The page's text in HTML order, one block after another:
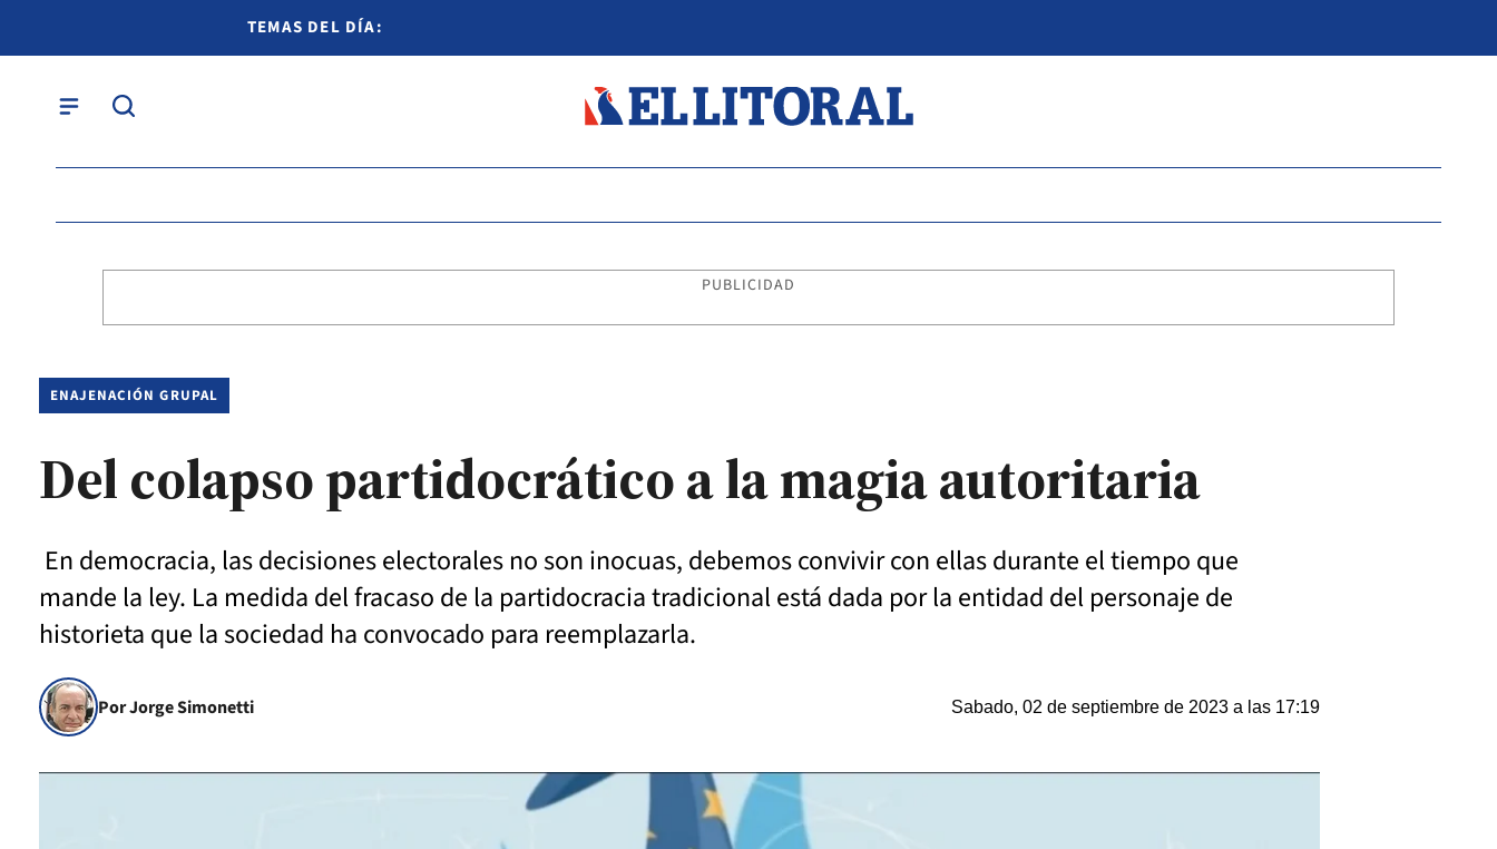
TEMAS DEL DÍA:
PUBLICIDAD
ENAJENACIÓN GRUPAL
Del colapso partidocrático a la magia autoritaria
En democracia, las decisiones electorales no son inocuas, debemos convivir con ellas durante el tiempo que
mande la ley. La medida del fracaso de la partidocracia tradicional está dada por la entidad del personaje de
historieta que la sociedad ha convocado para reemplazarla.
Por Jorge Simonetti Sabado, 02 de septiembre de 2023 a las 17:19